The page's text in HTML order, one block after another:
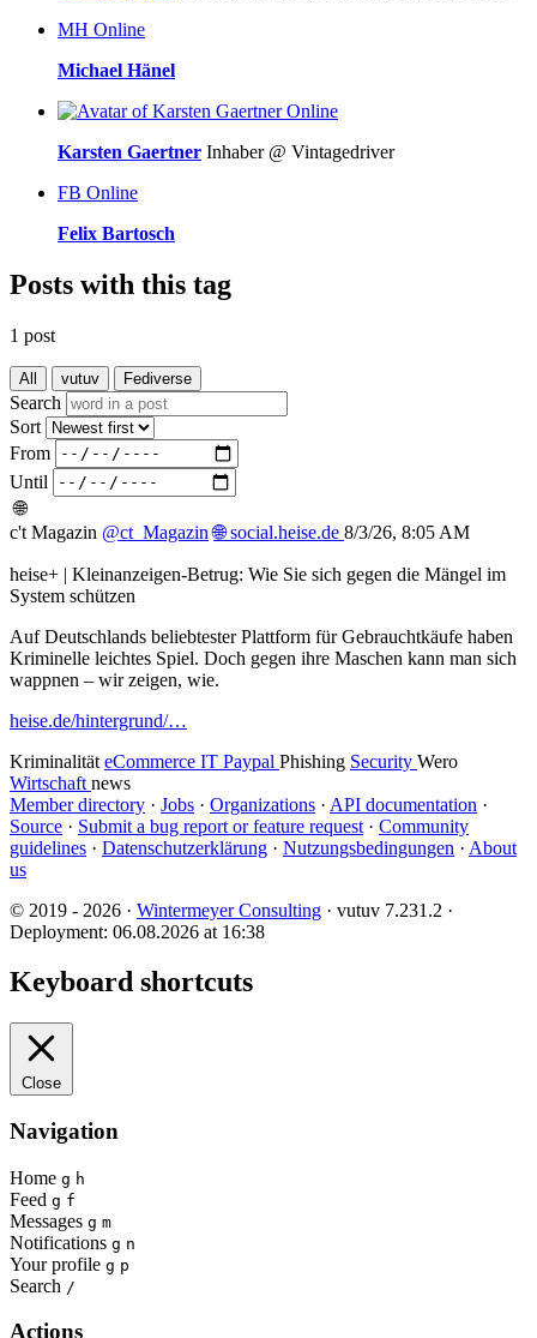
MH Online
Michael Hänel
Online
Karsten Gaertner Inhaber @ Vintagedriver
FB Online
Felix Bartosch
Posts with this tag
1 post
All vutuv Fediverse
Search
Sort
From
Until
🌐
c't Magazin @ct_Magazin 🌐 social.heise.de 8/3/26, 8:05 AM
heise+ | Kleinanzeigen-Betrug: Wie Sie sich gegen die Mängel im
System schützen
Auf Deutschlands beliebtester Plattform für Gebrauchtkäufe haben
Kriminelle leichtes Spiel. Doch gegen ihre Maschen kann man sich
wappnen – wir zeigen, wie.
heise.de/hintergrund/…
Kriminalität eCommerce IT Paypal Phishing Security Wero
Wirtschaft news
Member directory · Jobs · Organizations · API documentation ·
Source · Submit a bug report or feature request · Community
guidelines · Datenschutzerklärung · Nutzungsbedingungen · About
us
© 2019 - 2026 · Wintermeyer Consulting · vutuv 7.231.2 ·
Deployment: 06.08.2026 at 16:38
Keyboard shortcuts
Close
Navigation
Home g h
Feed g f
Messages g m
Notifications g n
Your profile g p
Search /
Actions